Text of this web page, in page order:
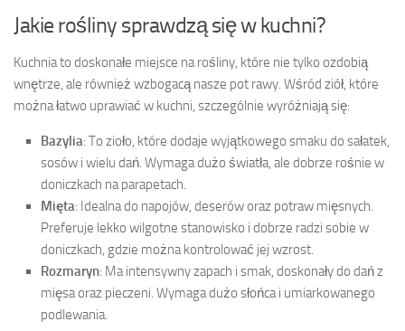
Jakie rośliny sprawdzą się w kuchni?
Kuchnia to doskonałe miejsce na rośliny, które nie tylko ozdobią
wnętrze, ale również wzbogacą nasze pot rawy. Wśród ziół, które
można łatwo uprawiać w kuchni, szczególnie wyróżniają się:
Bazylia: To zioło, które dodaje wyjątkowego smaku do sałatek,
sosów i wielu dań. Wymaga dużo światła, ale dobrze rośnie w
doniczkach na parapetach.
Mięta: Idealna do napojów, deserów oraz potraw mięsnych.
Preferuje lekko wilgotne stanowisko i dobrze radzi sobie w
doniczkach, gdzie można kontrolować jej wzrost.
Rozmaryn: Ma intensywny zapach i smak, doskonały do dań z
mięsa oraz pieczeni. Wymaga dużo słońca i umiarkowanego
podlewania.